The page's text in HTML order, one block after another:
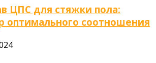
ЦПС для стяжки пола:
оптимального соотношения